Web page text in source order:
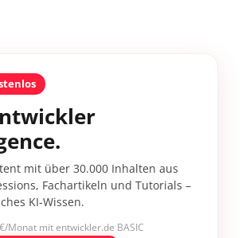
mit über 30.000 Inhalten aus
Fachartikeln und Tutorials –
KI-Wissen.
Monat mit entwickler.de BASIC